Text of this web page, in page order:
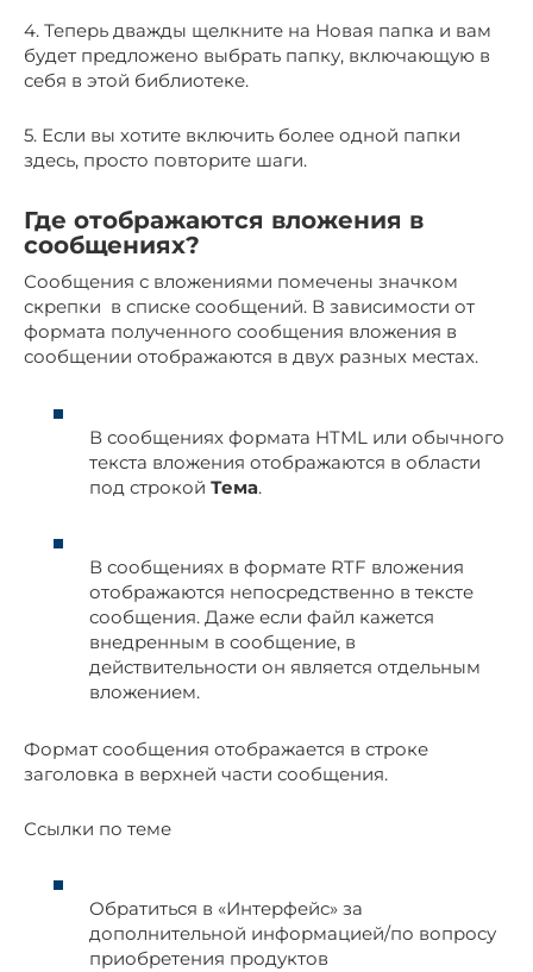
4. Теперь дважды щелкните на Новая папка и вам
будет предложено выбрать папку, включающую в
себя в этой библиотеке.
5. Если вы хотите включить более одной папки
здесь, просто повторите шаги.
Где отображаются вложения в
сообщениях?
Сообщения с вложениями помечены значком
скрепки в списке сообщений. В зависимости от
формата полученного сообщения вложения в
сообщении отображаются в двух разных местах.
В сообщениях формата HTML или обычного
текста вложения отображаются в области
под строкой Тема.
В сообщениях в формате RTF вложения
отображаются непосредственно в тексте
сообщения. Даже если файл кажется
внедренным в сообщение, в
действительности он является отдельным
вложением.
Формат сообщения отображается в строке
заголовка в верхней части сообщения.
Ссылки по теме
Обратиться в «Интерфейс» за
дополнительной информацией/по вопросу
приобретения продуктов